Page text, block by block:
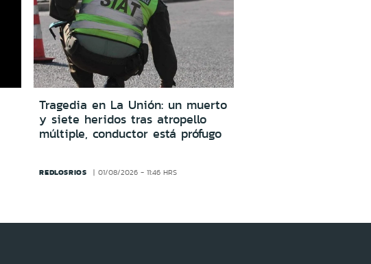
Tragedia en La Unión: un muerto
y siete heridos tras atropello
múltiple, conductor está prófugo
REDLOSRIOS 01/08/2026 - 11:46 HRS